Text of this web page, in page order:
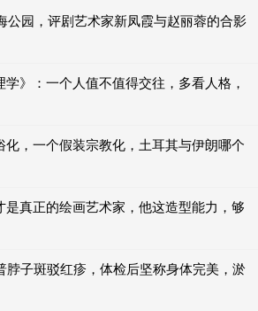
公园，评剧艺术家新凤霞与赵丽蓉的合影
》：一个人值不值得交往，多看人格，
化，一个假装宗教化，土耳其与伊朗哪个
是真正的绘画艺术家，他这造型能力，够
脖子斑驳红疹，体检后坚称身体完美，淤